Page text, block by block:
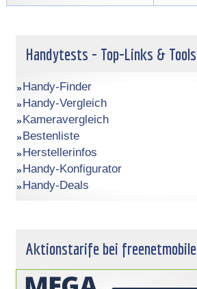
Handytests - Top-Links & Tools
Handy-Finder
Handy-Vergleich
Kameravergleich
Bestenliste
Herstellerinfos
Handy-Konfigurator
Handy-Deals
Aktionstarife bei freenetmobile